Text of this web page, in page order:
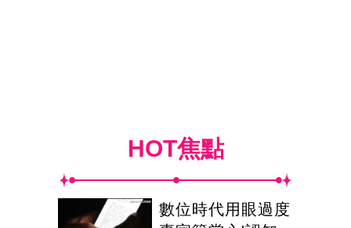
HOT焦點
數位時代用眼過度